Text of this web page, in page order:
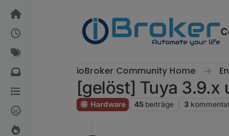
Weiter zum Inhalt
ioBroker Community Home
[gelöst] Tuya 3.9.x
Hardware 45 beiträge 3